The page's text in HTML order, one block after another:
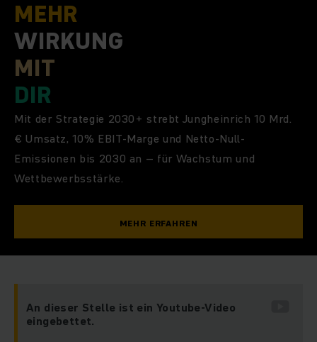
MEHR
WIRKUNG
MIT
DIR
Mit der Strategie 2030+ strebt Jungheinrich 10 Mrd.
€ Umsatz, 10% EBIT-Marge und Netto-Null-
Emissionen bis 2030 an – für Wachstum und
Wettbewerbsstärke.
MEHR ERFAHREN
An dieser Stelle ist ein Youtube-Video
eingebettet.